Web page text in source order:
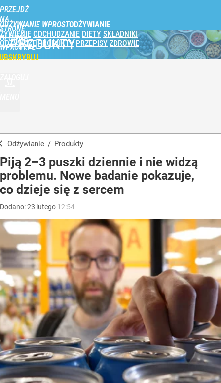
PRZEJDŹ
NA
STRONĘ
GŁÓWNĄ
WPROST.PL
ODŻYWIANIE WPROST
ŻYWIENIE ODCHUDZANIE DIETY SKŁADNIKI
ODŻYWCZE PRODUKTY PRZEPISY ZDROWIE
PRODUKTY
Odżywianie / Produkty
Piją 2–3 puszki dziennie i nie widzą
problemu. Nowe badanie pokazuje,
co dzieje się z sercem
Dodano:23 lutego 12:54